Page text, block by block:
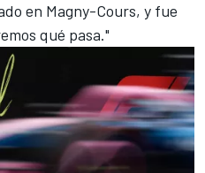
en Magny-Cours, y fue
qué pasa."